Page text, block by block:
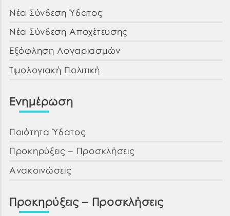
Νέα Σύνδεση Ύδατος
Νέα Σύνδεση Αποχέτευσης
Εξόφληση Λογαριασμών
Τιμολογιακή Πολιτική
Ενημέρωση
Ποιότητα Ύδατος
Προκηρύξεις – Προσκλήσεις
Ανακοινώσεις
Προκηρύξεις – Προσκλήσεις